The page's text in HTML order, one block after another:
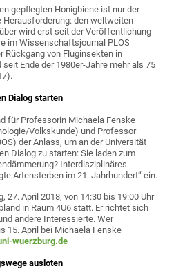
gepflegten Honigbiene ist nur der
den weltweiten
wird erst seit der Veröffentlichung
im Wissenschaftsjournal PLOS
Rückgang von Fluginsekten in
Ende der 1980er-Jahre mehr als 75
Dialog starten
für Professorin Michaela Fenske
Volkskunde) und Professor
der Anlass, um an der Universität
Dialog zu starten: Sie laden zum
Interdisziplinäres
Artensterben im 21. Jahrhundert“ ein.
27. April 2018, von 14:30 bis 19:00 Uhr
in Raum 4U6 statt. Er richtet sich
andere Interessierte. Wer
15. April bei Michaela Fenske
wuerzburg.de
ausloten